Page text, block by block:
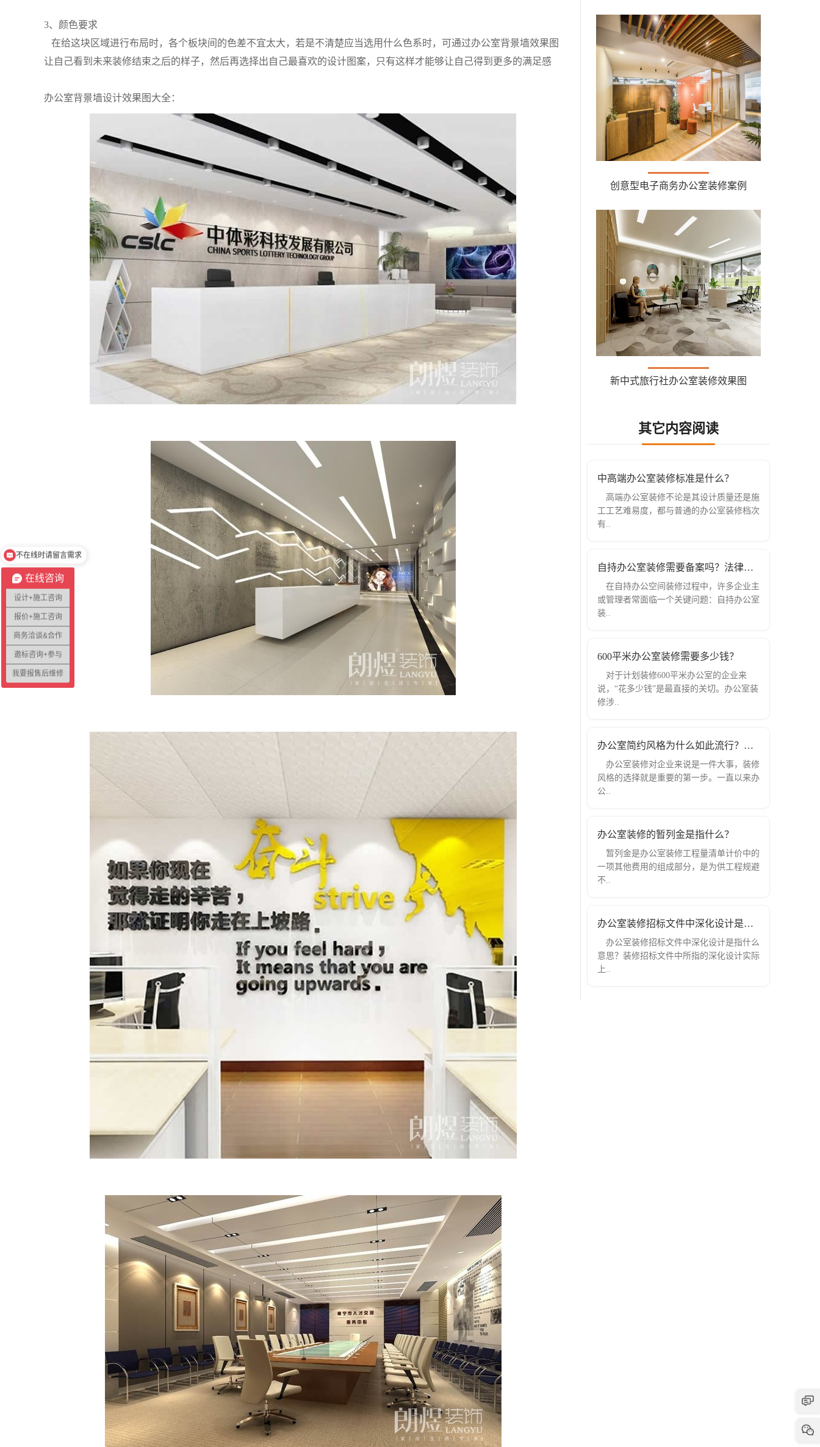
3、颜色要求
在给这块区域进行布局时，各个板块间的色差不宜太大，若是不清楚应当选用什么色系时，可通过办公室背景墙效果图
让自己看到未来装修结束之后的样子，然后再选择出自己最喜欢的设计图案，只有这样才能够让自己得到更多的满足感
办公室背景墙设计效果图大全：
创意型电子商务办公室装修案例
新中式旅行社办公室装修效果图
其它内容阅读
中高端办公室装修标准是什么？
高端办公室装修不论是其设计质量还是施
工工艺难易度，都与普通的办公室装修档次
有..
自持办公室装修需要备案吗？法律依据全
在自持办公空间装修过程中，许多企业主
或管理者常面临一个关键问题：自持办公室
装..
600平米办公室装修需要多少钱？
对于计划装修600平米办公室的企业来
说，“花多少钱”是最直接的关切。办公室装
修涉..
办公室简约风格为什么如此流行？成都知
办公室装修对企业来说是一件大事，装修
风格的选择就是重要的第一步。一直以来办
公..
办公室装修的暂列金是指什么？
暂列金是办公室装修工程量清单计价中的
一项其他费用的组成部分，是为供工程规避
不..
办公室装修招标文件中深化设计是指什么
办公室装修招标文件中深化设计是指什么
意思？装修招标文件中所指的深化设计实际
上..
在线咨询
设计+施工咨询
报价+施工咨询
商务洽谈&合作
邀标咨询+参与
我要报售后维修
请选择您的需求